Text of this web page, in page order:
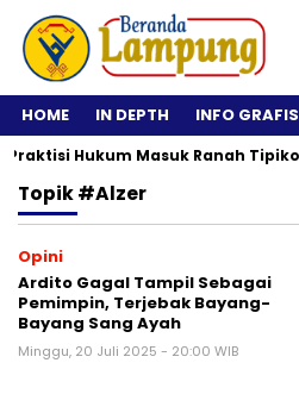
HOME IN DEPTH INFO GRAFIS
Hukum Masuk Ranah Tipikor
Topik#alzer
Opini
Ardito Gagal Tampil Sebagai
Pemimpin, Terjebak Bayang-
Bayang Sang Ayah
Minggu, 20 Juli 2025 - 20:00 WIB